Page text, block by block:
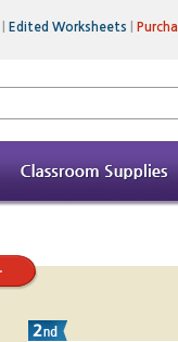
Edited Worksheets